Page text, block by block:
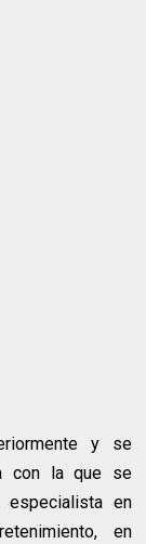
y se
con la que se
especialista en
en